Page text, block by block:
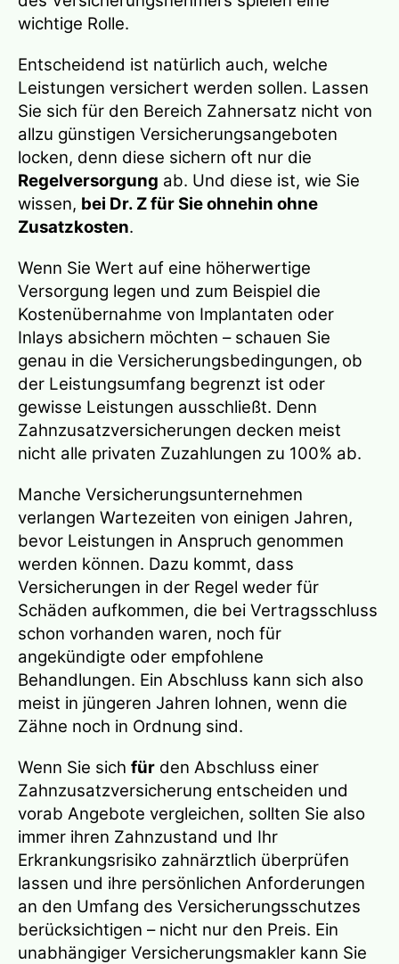
wichtige Rolle.
Entscheidend ist natürlich auch, welche
Leistungen versichert werden sollen. Lassen
Sie sich für den Bereich Zahnersatz nicht von
allzu günstigen Versicherungsangeboten
locken, denn diese sichern oft nur die
Regelversorgung ab. Und diese ist, wie Sie
wissen, bei Dr. Z für Sie ohnehin ohne
Zusatzkosten.
Wenn Sie Wert auf eine höherwertige
Versorgung legen und zum Beispiel die
Kostenübernahme von Implantaten oder
Inlays absichern möchten – schauen Sie
genau in die Versicherungsbedingungen, ob
der Leistungsumfang begrenzt ist oder
gewisse Leistungen ausschließt. Denn
Zahnzusatzversicherungen decken meist
nicht alle privaten Zuzahlungen zu 100% ab.
Manche Versicherungsunternehmen
verlangen Wartezeiten von einigen Jahren,
bevor Leistungen in Anspruch genommen
werden können. Dazu kommt, dass
Versicherungen in der Regel weder für
Schäden aufkommen, die bei Vertragsschluss
schon vorhanden waren, noch für
angekündigte oder empfohlene
Behandlungen. Ein Abschluss kann sich also
meist in jüngeren Jahren lohnen, wenn die
Zähne noch in Ordnung sind.
Wenn Sie sich für den Abschluss einer
Zahnzusatzversicherung entscheiden und
vorab Angebote vergleichen, sollten Sie also
immer ihren Zahnzustand und Ihr
Erkrankungsrisiko zahnärztlich überprüfen
lassen und ihre persönlichen Anforderungen
an den Umfang des Versicherungsschutzes
berücksichtigen – nicht nur den Preis. Ein
unabhängiger Versicherungsmakler kann Sie